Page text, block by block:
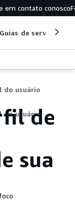
em contato conosco
Guias de serviço
do usuário
do usuáriode
sua